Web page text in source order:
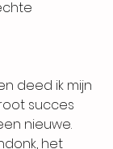
deed ik mijn
succes
nieuwe.
het